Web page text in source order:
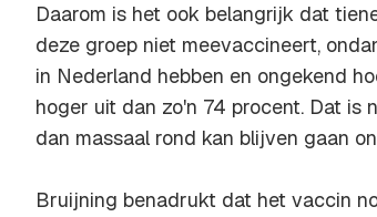
Daarom is het ook belangrijk dat
deze groep niet meevaccineert,
in Nederland hebben en ongekend
hoger uit dan zo'n 74 procent. Dat
dan massaal rond kan blijven gaan
Bruijning benadrukt dat het vaccin